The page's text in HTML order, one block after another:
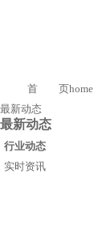
首 页home
最新动态
最新动态
行业动态
实时资讯